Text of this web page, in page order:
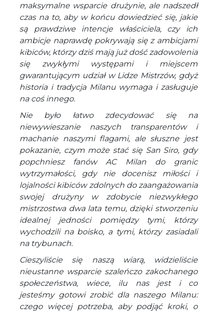
maksymalne wsparcie drużynie, ale nadszedł
czas na to, aby w końcu dowiedzieć się, jakie
są prawdziwe intencje właściciela, czy ich
ambicje naprawdę pokrywają się z ambicjami
kibiców, którzy dziś mają już dość zadowolenia
się zwykłymi występami i miejscem
gwarantującym udział w Lidze Mistrzów, gdyż
historia i tradycja Milanu wymaga i zasługuje
na coś innego.
Nie było łatwo zdecydować się na
niewywieszanie naszych transparentów i
machanie naszymi flagami, ale słuszne jest
pokazanie, czym może stać się San Siro, gdy
popchniesz fanów AC Milan do granic
wytrzymałości, gdy nie docenisz miłości i
lojalności kibiców zdolnych do zaangażowania
swojej drużyny w zdobycie niezwykłego
mistrzostwa dwa lata temu, dzięki stworzeniu
idealnej jedności pomiędzy tymi, którzy
wychodzili na boisko, a tymi, którzy zasiadali
na trybunach.
Cieszyliście się naszą wiarą, widzieliście
nieustanne wsparcie szaleńczo zakochanego
społeczeństwa, wiece, ilu nas jest i co
jesteśmy gotowi zrobić dla naszego Milanu:
czego więcej potrzeba, aby podjąć kroki, o